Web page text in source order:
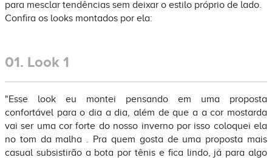
para mesclar tendências sem deixar o estilo próprio de lado.
Confira os looks montados por ela:
01. Look 1
"Esse look eu montei pensando em uma proposta
confortável para o dia a dia, além de que a a cor mostarda
vai ser uma cor forte do nosso inverno por isso coloquei ela
no tom da malha . Pra quem gosta de uma proposta mais
casual subsistirão a bota por tênis e fica lindo, já para algo